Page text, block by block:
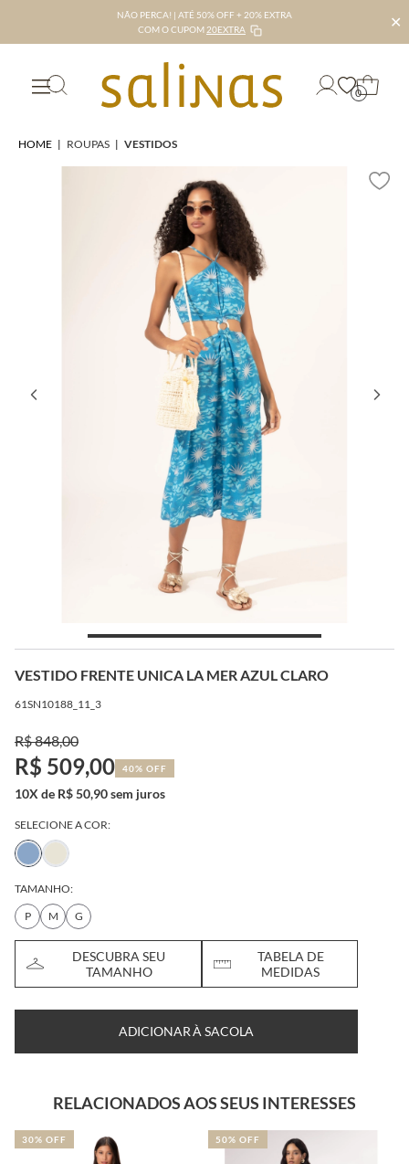
NÃO PERCA! | ATÉ 50% OFF + 20% EXTRA
COM O CUPOM 20EXTRA ✕
0
HOME | ROUPAS | VESTIDOS
VESTIDO FRENTE UNICA LA MER AZUL CLARO
61SN10188_11_3
R$ 848,00
R$ 509,00 40% OFF
10X de R$ 50,90 sem juros
SELECIONE A COR:
TAMANHO:
P
M G
DESCUBRA SEU
TAMANHO
TABELA DE
MEDIDAS
ADICIONAR À SACOLA
RELACIONADOS AOS SEUS INTERESSES
30% OFF 50% OFF